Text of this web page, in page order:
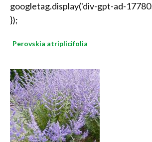
googletag.display('div-gpt-ad-
});
Perovskia atriplicifolia